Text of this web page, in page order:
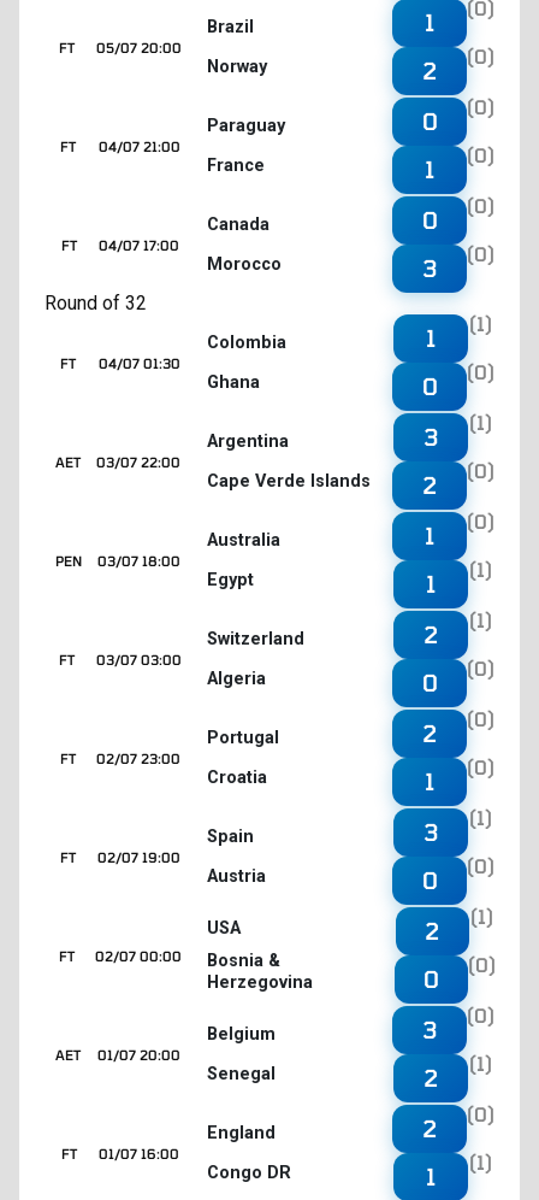
05/07 20:00
FT
Brazil
Norway
1
(0)
2
(0)
04/07 21:00
FT
Paraguay
France
0
(0)
1
(0)
04/07 17:00
FT
Canada
Morocco
0
(0)
3
(0)
Round of 32
04/07 01:30
FT
Colombia
Ghana
1
(1)
0
(0)
03/07 22:00
AET
Argentina
Cape Verde Islands
3
(1)
2
(0)
03/07 18:00
PEN
Australia
Egypt
1
(0)
1
(1)
03/07 03:00
FT
Switzerland
Algeria
2
(1)
0
(0)
02/07 23:00
FT
Portugal
Croatia
2
(0)
1
(0)
02/07 19:00
FT
Spain
Austria
3
(1)
0
(0)
02/07 00:00
FT
USA
Bosnia &
Herzegovina
2
(1)
0
(0)
01/07 20:00
AET
Belgium
Senegal
3
(0)
2
(1)
01/07 16:00
FT
England
Congo DR
2
(0)
1
(1)